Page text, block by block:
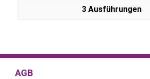
3 Ausführungen
AGB